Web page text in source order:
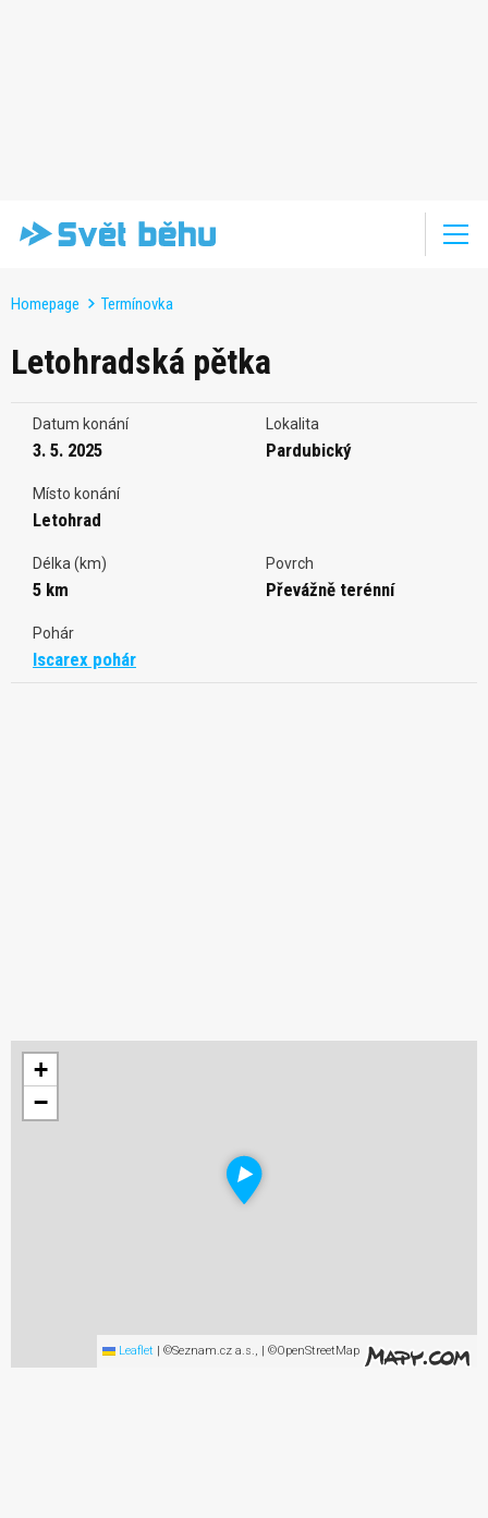
Homepage Termínovka
Letohradská pětka
Datum konání
3. 5. 2025
Lokalita
Pardubický
Místo konání
Letohrad
Délka (km)
5 km
Povrch
Převážně terénní
Pohár
Iscarex pohár
+
−
Leaflet | ©Seznam.cz a.s., | ©OpenStreetMap